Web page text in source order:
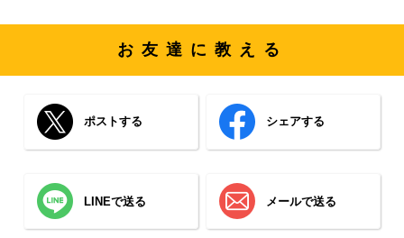
お友達に教える
ポストする シェアする
LINEで送る メールで送る